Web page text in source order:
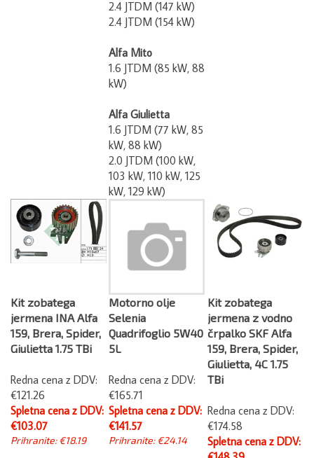
2.4 JTDM (154 kW)
Alfa Mito
1.6 JTDM (85 kW, 88
kW)
Alfa Giulietta
1.6 JTDM (77 kW, 85
kW, 88 kW)
2.0 JTDM (100 kW,
103 kW, 110 kW, 125
kW, 129 kW)
Kit zobatega
jermena INA Alfa
159, Brera, Spider,
Giulietta 1.75 TBi
Redna cena z DDV:
€121.26
Spletna cena z DDV:
€103.07
Prihranite: €18.19
Motorno olje
Selenia
Quadrifoglio 5W40
5L
Redna cena z DDV:
€165.71
Spletna cena z DDV:
€141.57
Prihranite: €24.14
Kit zobatega
jermena z vodno
črpalko SKF Alfa
159, Brera, Spider,
Giulietta, 4C 1.75
TBi
Redna cena z DDV:
€174.58
Spletna cena z DDV:
€148.39